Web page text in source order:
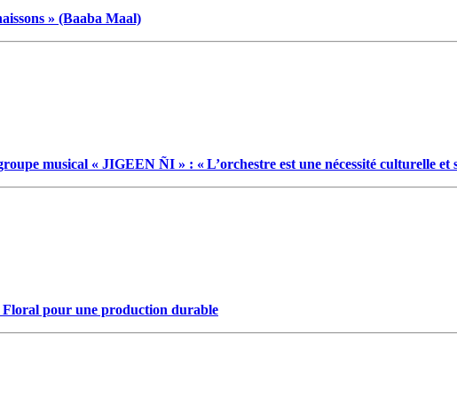
» (Baaba Maal)
musical « JIGEEN ÑI » : « L’orchestre est une nécessité culturelle et
Floral pour une production durable